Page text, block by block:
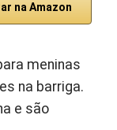
na Amazon
meninas
na barriga.
e são